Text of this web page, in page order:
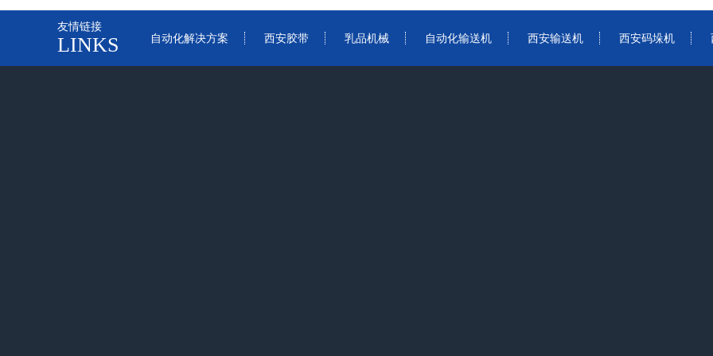
友情链接
LINKS 自动化解决方案 西安胶带 乳品机械 自动化输送机 西安输送机 西安码垛机